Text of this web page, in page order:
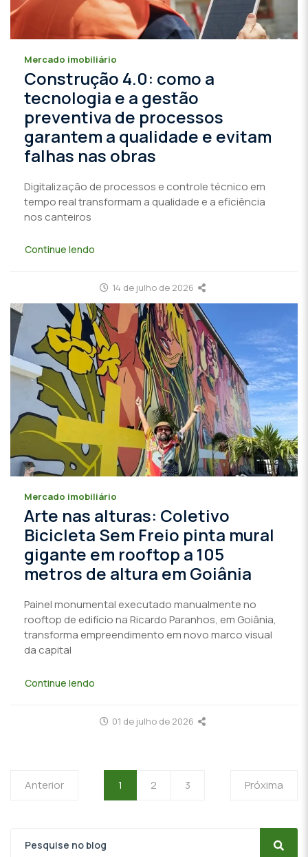
Mercado imobiliário
Construção 4.0: como a
tecnologia e a gestão
preventiva de processos
garantem a qualidade e evitam
falhas nas obras
Digitalização de processos e controle técnico em
tempo real transformam a qualidade e a eficiência
nos canteiros
Continue lendo
14 de julho de 2026
Mercado imobiliário
Arte nas alturas: Coletivo
Bicicleta Sem Freio pinta mural
gigante em rooftop a 105
metros de altura em Goiânia
Painel monumental executado manualmente no
rooftop de edifício na Ricardo Paranhos, em Goiânia,
transforma empreendimento em novo marco visual
da capital
Continue lendo
01 de julho de 2026
Anterior 1 2 3 Próxima